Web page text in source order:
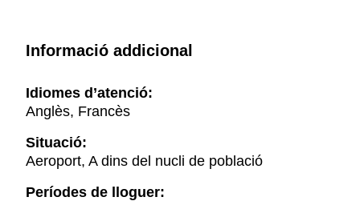
Informació addicional
Idiomes d’atenció:
Anglès, Francès
Situació:
Aeroport, A dins del nucli de població
Períodes de lloguer: